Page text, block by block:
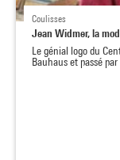
Coulisses
Jean Widmer, la
Le génial logo du
Bauhaus et passé